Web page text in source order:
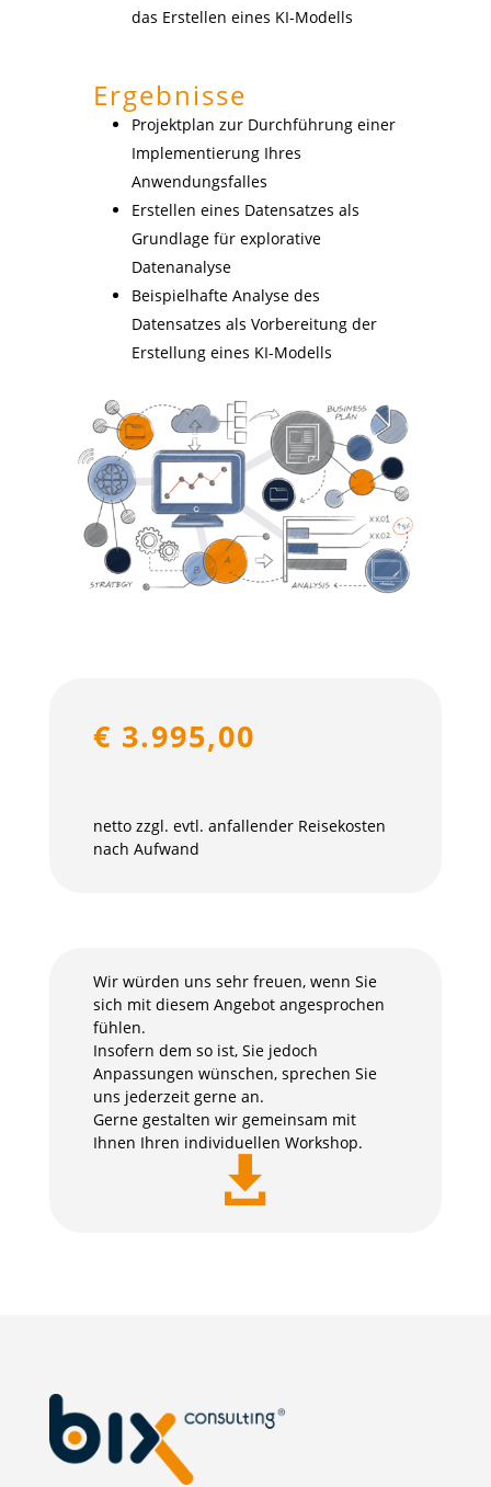
das Erstellen eines KI-Modells
Ergebnisse
Projektplan zur Durchführung einer
Implementierung Ihres
Anwendungsfalles
Erstellen eines Datensatzes als
Grundlage für explorative
Datenanalyse
Beispielhafte Analyse des
Datensatzes als Vorbereitung der
Erstellung eines KI-Modells
€ 3.995,00
netto zzgl. evtl. anfallender Reisekosten
nach Aufwand
Wir würden uns sehr freuen, wenn Sie
sich mit diesem Angebot angesprochen
fühlen.
Insofern dem so ist, Sie jedoch
Anpassungen wünschen, sprechen Sie
uns jederzeit gerne an.
Gerne gestalten wir gemeinsam mit
Ihnen Ihren individuellen Workshop.
